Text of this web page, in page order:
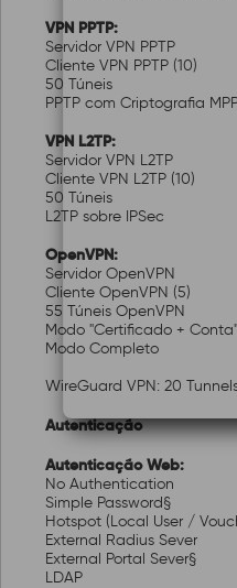
VPN PPTP:
Servidor VPN PPTP
Cliente VPN PPTP (10)
50 Túneis
PPTP com Criptografia
VPN L2TP:
Servidor VPN L2TP
Cliente VPN L2TP (10)
50 Túneis
L2TP sobre IPSec
OpenVPN:
Servidor OpenVPN
Cliente OpenVPN (5)
55 Túneis OpenVPN
Modo "Certificado + Conta"
Modo Completo
WireGuard VPN: 20
Autenticação
Autenticação Web:
No Authentication
Simple Password§
Hotspot (Local User /
External Radius Sever
External Portal Sever§
LDAP